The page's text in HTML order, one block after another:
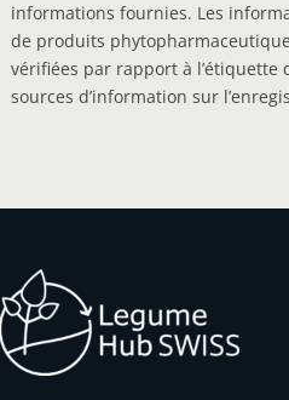
informations fournies. Les
de produits
vérifiées par rapport à l’étiquette
sources d’information sur